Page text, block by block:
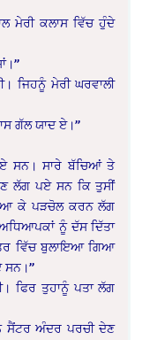
ਮੇਰੀ ਕਲਾਸ ਵਿੱਚ ਹੁੰਦੇ
ਜਿਹਨੂੰ ਮੇਰੀ ਘਰਵਾਲੀ
ਗੱਲ ਯਾਦ ਏ।”
ਸਨ। ਸਾਰੇ ਬੱਚਿਆਂ ਤੇ
ਲੱਗ ਪਏ ਸਨ ਕਿ ਤੁਸੀਂ
ਆ ਕੇ ਪੜਚੋਲ ਕਰਨ ਲੱਗ
ਨੂੰ ਦੱਸ ਦਿੱਤਾ
ਵਿੱਚ ਬੁਲਾਇਆ ਗਿਆ
ਸਨ।”
ਫਿਰ ਤੁਹਾਨੂੰ ਪਤਾ ਲੱਗ
ਸੈਂਟਰ ਅੰਦਰ ਪਰਚੀ ਦੇਣ